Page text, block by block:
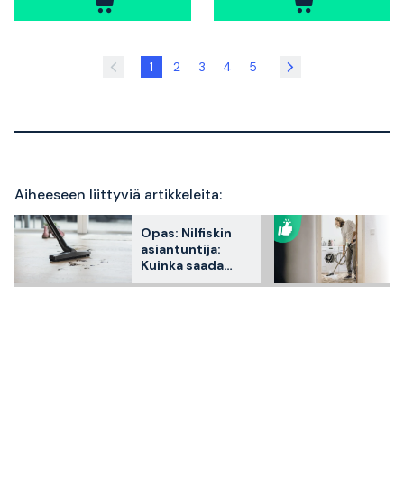
1 2 3 4 5
Aiheeseen liittyviä artikkeleita:
Opas: Nilfiskin
asiantuntija:
Kuinka saada
enemmän irti